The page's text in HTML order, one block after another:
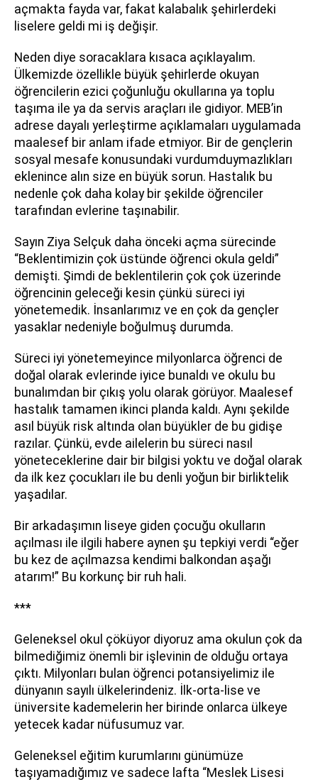
açmakta fayda var, fakat kalabalık şehirlerdeki
liselere geldi mi iş değişir.
Neden diye soracaklara kısaca açıklayalım.
Ülkemizde özellikle büyük şehirlerde okuyan
öğrencilerin ezici çoğunluğu okullarına ya toplu
taşıma ile ya da servis araçları ile gidiyor. MEB’in
adrese dayalı yerleştirme açıklamaları uygulamada
maalesef bir anlam ifade etmiyor. Bir de gençlerin
sosyal mesafe konusundaki vurdumduymazlıkları
eklenince alın size en büyük sorun. Hastalık bu
nedenle çok daha kolay bir şekilde öğrenciler
tarafından evlerine taşınabilir.
Sayın Ziya Selçuk daha önceki açma sürecinde
“Beklentimizin çok üstünde öğrenci okula geldi”
demişti. Şimdi de beklentilerin çok çok üzerinde
öğrencinin geleceği kesin çünkü süreci iyi
yönetemedik. İnsanlarımız ve en çok da gençler
yasaklar nedeniyle boğulmuş durumda.
Süreci iyi yönetemeyince milyonlarca öğrenci de
doğal olarak evlerinde iyice bunaldı ve okulu bu
bunalımdan bir çıkış yolu olarak görüyor. Maalesef
hastalık tamamen ikinci planda kaldı. Aynı şekilde
asıl büyük risk altında olan büyükler de bu gidişe
razılar. Çünkü, evde ailelerin bu süreci nasıl
yöneteceklerine dair bir bilgisi yoktu ve doğal olarak
da ilk kez çocukları ile bu denli yoğun bir birliktelik
yaşadılar.
Bir arkadaşımın liseye giden çocuğu okulların
açılması ile ilgili habere aynen şu tepkiyi verdi “eğer
bu kez de açılmazsa kendimi balkondan aşağı
atarım!” Bu korkunç bir ruh hali.
***
Geleneksel okul çöküyor diyoruz ama okulun çok da
bilmediğimiz önemli bir işlevinin de olduğu ortaya
çıktı. Milyonları bulan öğrenci potansiyelimiz ile
dünyanın sayılı ülkelerindeniz. İlk-orta-lise ve
üniversite kademelerin her birinde onlarca ülkeye
yetecek kadar nüfusumuz var.
Geleneksel eğitim kurumlarını günümüze
taşıyamadığımız ve sadece lafta “Meslek Lisesi